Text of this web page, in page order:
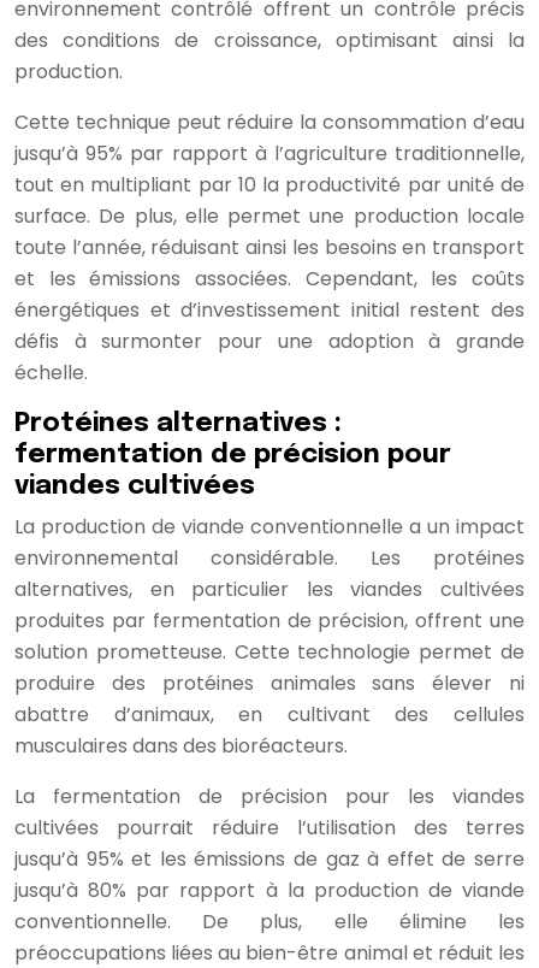
environnement contrôlé offrent un contrôle précis
des conditions de croissance, optimisant ainsi la
production.
Cette technique peut réduire la consommation d’eau
jusqu’à 95% par rapport à l’agriculture traditionnelle,
tout en multipliant par 10 la productivité par unité de
surface. De plus, elle permet une production locale
toute l’année, réduisant ainsi les besoins en transport
et les émissions associées. Cependant, les coûts
énergétiques et d’investissement initial restent des
défis à surmonter pour une adoption à grande
échelle.
Protéines alternatives :
fermentation de précision pour
viandes cultivées
La production de viande conventionnelle a un impact
environnemental considérable. Les protéines
alternatives, en particulier les viandes cultivées
produites par fermentation de précision, offrent une
solution prometteuse. Cette technologie permet de
produire des protéines animales sans élever ni
abattre d’animaux, en cultivant des cellules
musculaires dans des bioréacteurs.
La fermentation de précision pour les viandes
cultivées pourrait réduire l’utilisation des terres
jusqu’à 95% et les émissions de gaz à effet de serre
jusqu’à 80% par rapport à la production de viande
conventionnelle. De plus, elle élimine les
préoccupations liées au bien-être animal et réduit les